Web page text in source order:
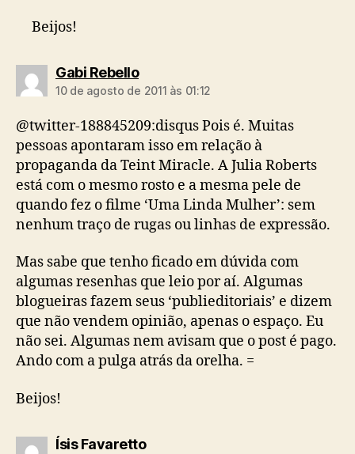
Beijos!
Gabi Rebellodiz:
10 de agosto de 2011 às 01:12
@twitter-188845209:disqus Pois é. Muitas
pessoas apontaram isso em relação à
propaganda da Teint Miracle. A Julia Roberts
está com o mesmo rosto e a mesma pele de
quando fez o filme ‘Uma Linda Mulher’: sem
nenhum traço de rugas ou linhas de expressão.
Mas sabe que tenho ficado em dúvida com
algumas resenhas que leio por aí. Algumas
blogueiras fazem seus ‘publieditoriais’ e dizem
que não vendem opinião, apenas o espaço. Eu
não sei. Algumas nem avisam que o post é pago.
Ando com a pulga atrás da orelha. =
Beijos!
Ísis Favarettodiz: